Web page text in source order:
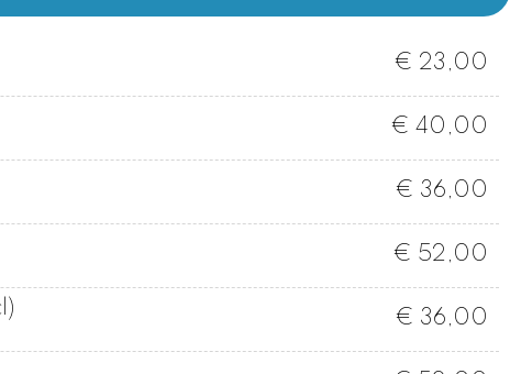
€ 23,00
€ 40,00
€ 36,00
€ 52,00
€ 36,00